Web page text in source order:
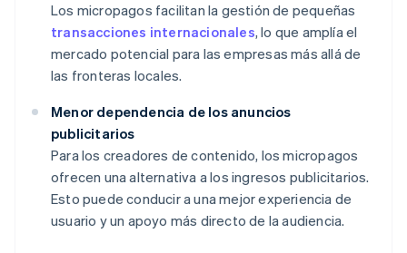
Los micropagos facilitan la gestión de pequeñas
transacciones internacionales, lo que amplía el
mercado potencial para las empresas más allá de
las fronteras locales.
Menor dependencia de los anuncios
publicitarios
Para los creadores de contenido, los micropagos
ofrecen una alternativa a los ingresos publicitarios.
Esto puede conducir a una mejor experiencia de
usuario y un apoyo más directo de la audiencia.